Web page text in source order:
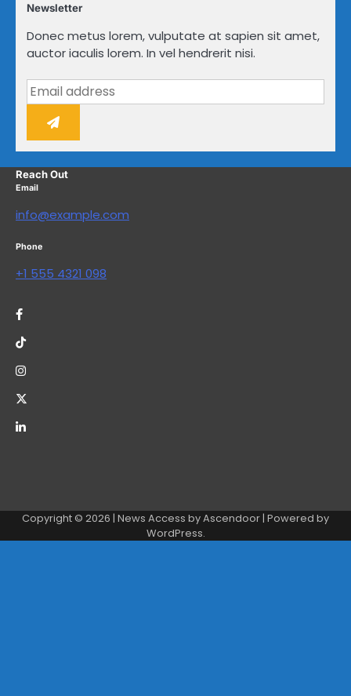
Newsletter
Donec metus lorem, vulputate at sapien sit amet,
auctor iaculis lorem. In vel hendrerit nisi.
Reach Out
Email
info@example.com
Phone
+1 555 4321 098
Copyright © 2026 | News Access byAscendoor| Powered by
WordPress.